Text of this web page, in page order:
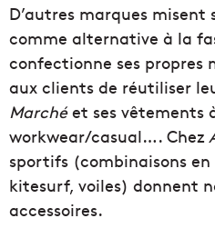
D’autres marques
comme alternative à la
confectionne ses propres
aux clients de réutiliser
Marchéet ses vêtements
workwear/casual…. Chez
sportifs (combinaisons en
kitesurf, voiles) donnent
accessoires.